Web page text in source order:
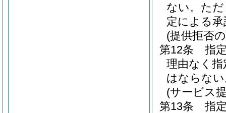
ない。 た
定による
(提供拒否
第12条
指
理由なく指
はならな
(サービス
第13条
指